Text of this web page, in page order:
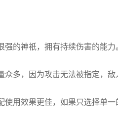
的神祇，拥有持续伤害的能力。
众多，因为攻击无法被指定，敌
使用效果更佳，如果只选择单一